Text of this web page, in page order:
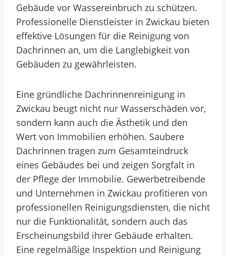
Gebäude vor Wassereinbruch zu schützen.
Professionelle Dienstleister in Zwickau bieten
effektive Lösungen für die Reinigung von
Dachrinnen an, um die Langlebigkeit von
Gebäuden zu gewährleisten.
Eine gründliche Dachrinnenreinigung in
Zwickau beugt nicht nur Wasserschäden vor,
sondern kann auch die Ästhetik und den
Wert von Immobilien erhöhen. Saubere
Dachrinnen tragen zum Gesamteindruck
eines Gebäudes bei und zeigen Sorgfalt in
der Pflege der Immobilie. Gewerbetreibende
und Unternehmen in Zwickau profitieren von
professionellen Reinigungsdiensten, die nicht
nur die Funktionalität, sondern auch das
Erscheinungsbild ihrer Gebäude erhalten.
Eine regelmäßige Inspektion und Reinigung